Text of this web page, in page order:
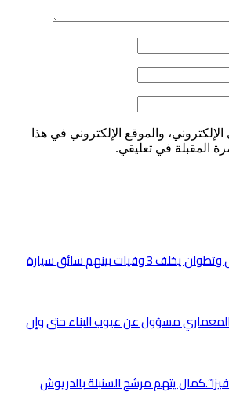
والموقع الإلكتروني في هذا
المقبلة في تعليقي.
حادث سير مروع بين مرتيل وتطوان يخلف 3 وفيات بينهم سائق سيارة
مسؤول عن عيوب البناء حتى وإن
يتهم مرشح السنبلة بالدريوش